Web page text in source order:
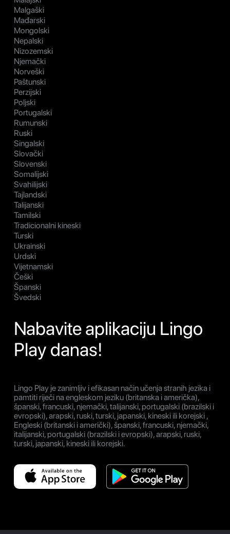
Malgaški
Mađarski
Mongolski
Nepalski
Nizozemski
Njemački
Norveški
Paštunski
Perzijski
Poljski
Portugalski
Rumunski
Ruski
Singalski
Slovački
Slovenski
Somalijski
Svahilijski
Tajlandski
Talijanski
Tamilski
Tradicionalni kineski
Turski
Ukrainski
Urdski
Vijetnamski
Češki
Španski
Švedski
Nabavite aplikaciju Lingo
Play danas!
Lingo Play je zanimljiv i efikasan način učenja stranih jezika i
pamtiti riječi na engleskom jeziku (britanska i američka),
španski, francuski, njemački, talijanski, portugalski (brazilski i
evropski), arapski, ruski, turski, japanski, kineski ili korejski ,
Engleski (britanski i američki), španski, francuski, njemački,
italijanski, portugalski (brazilski i evropski), arapski, ruski,
turski, japanski, kineski ili korejski.